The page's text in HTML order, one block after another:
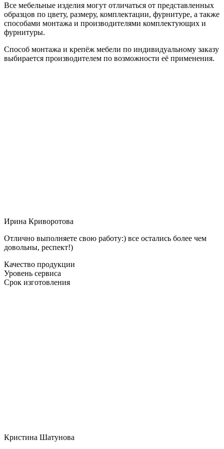
Все мебельные изделия могут отличаться от представленных
образцов по цвету, размеру, комплектации, фурнитуре, а также
способами монтажа и производителями комплектующих и
фурнитуры.
Способ монтажа и крепёж мебели по индивидуальному заказу
выбирается производителем по возможности её применения.
Ирина Криворотова
Отлично выполняете свою работу:) все остались более чем
довольны, респект!)
Качество продукции
Уровень сервиса
Срок изготовления
Кристина Шатунова